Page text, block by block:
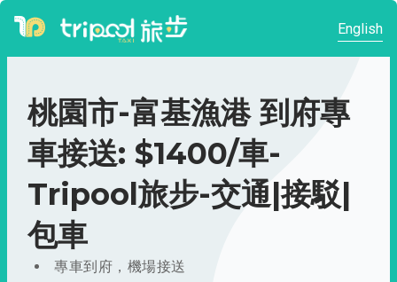
English
桃園市-富基漁港 到府專
車接送: $1400/車-
Tripool旅步-交通|接駁|
包車
專車到府，機場接送